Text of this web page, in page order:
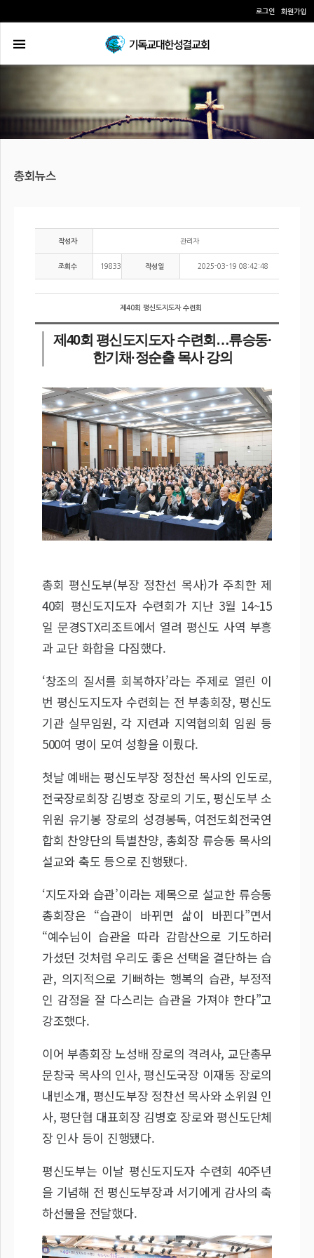
로그인 회원가입
작성자 관리자
조회수 19833 작성일 2025-03-19 08:42:48
제40회 평신도지도자 수련회
제40회 평신도지도자 수련회…류승동·
한기채·정순출 목사 강의
총회 평신도부(부장 정찬선 목사)가 주최한 제
40회 평신도지도자 수련회가 지난 3월 14~15
일 문경STX리조트에서 열려 평신도 사역 부흥
과 교단 화합을 다짐했다.
‘창조의 질서를 회복하자’라는 주제로 열린 이
번 평신도지도자 수련회는 전 부총회장, 평신도
기관 실무임원, 각 지련과 지역협의회 임원 등
500여 명이 모여 성황을 이뤘다.
첫날 예배는 평신도부장 정찬선 목사의 인도로,
전국장로회장 김병호 장로의 기도, 평신도부 소
위원 유기봉 장로의 성경봉독, 여전도회전국연
합회 찬양단의 특별찬양, 총회장 류승동 목사의
설교와 축도 등으로 진행됐다.
‘지도자와 습관’이라는 제목으로 설교한 류승동
총회장은 “습관이 바뀌면 삶이 바뀐다”면서
“예수님이 습관을 따라 감람산으로 기도하러
가셨던 것처럼 우리도 좋은 선택을 결단하는 습
관, 의지적으로 기뻐하는 행복의 습관, 부정적
인 감정을 잘 다스리는 습관을 가져야 한다”고
강조했다.
이어 부총회장 노성배 장로의 격려사, 교단총무
문창국 목사의 인사, 평신도국장 이재동 장로의
내빈소개, 평신도부장 정찬선 목사와 소위원 인
사, 평단협 대표회장 김병호 장로와 평신도단체
장 인사 등이 진행됐다.
평신도부는 이날 평신도지도자 수련회 40주년
을 기념해 전 평신도부장과 서기에게 감사의 축
하선물을 전달했다.